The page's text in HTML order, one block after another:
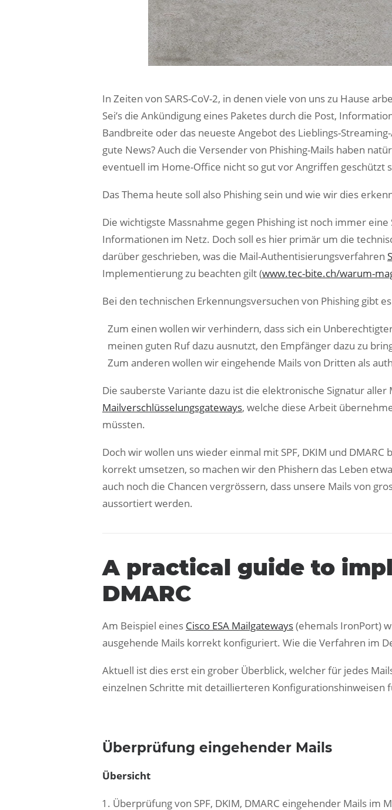
In Zeiten von SARS-CoV-2, in denen viele von uns zu Hause
Sei’s die Ankündigung eines Paketes durch die Post,
Bandbreite oder das neueste Angebot des Lieblings-
gute News? Auch die Versender von Phishing-Mails haben
eventuell im Home-Office nicht so gut vor Angriffen geschützt
Das Thema heute soll also Phishing sein und wie wir dies
Die wichtigste Massnahme gegen Phishing ist noch immer
Informationen im Netz. Doch soll es hier primär um die
darüber geschrieben, was die Mail-Authentisierungsverfahren
Implementierung zu beachten gilt (www.tec-bite.ch/warum-
Bei den technischen Erkennungsversuchen von Phishing gibt
Zum einen wollen wir verhindern, dass sich ein
meinen guten Ruf dazu ausnutzt, den Empfänger dazu zu
Zum anderen wollen wir eingehende Mails von Dritten als
Die sauberste Variante dazu ist die elektronische Signatur
Mailverschlüsselungsgateways, welche diese Arbeit
müssten.
Doch wir wollen uns wieder einmal mit SPF, DKIM und
korrekt umsetzen, so machen wir den Phishern das Leben
auch noch die Chancen vergrössern, dass unsere Mails von
aussortiert werden.
A practical guide to
DMARC
Am Beispiel eines Cisco ESA Mailgateways(ehemals IronPort)
ausgehende Mails korrekt konfiguriert. Wie die Verfahren im
Aktuell ist dies erst ein grober Überblick, welcher für jedes
einzelnen Schritte mit detaillierteren Konfigurationshinweisen
Überprüfung eingehender Mails
Übersicht
Überprüfung von SPF, DKIM, DMARC eingehender Mails im